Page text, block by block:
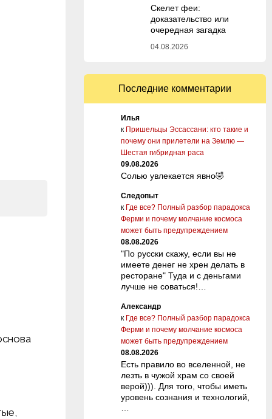
Скелет феи:
доказательство или
очередная загадка
04.08.2026
Последние комментарии
Илья
к Пришельцы Эссассани: кто такие и
почему они прилетели на Землю —
Шестая гибридная раса
09.08.2026
Солью увлекается явно🤣
Следопыт
к Где все? Полный разбор парадокса
Ферми и почему молчание космоса
может быть предупреждением
08.08.2026
"По русски скажу, если вы не
имеете денег не хрен делать в
ресторане" Туда и с деньгами
лучше не соваться!…
Александр
к Где все? Полный разбор парадокса
Ферми и почему молчание космоса
может быть предупреждением
08.08.2026
Есть правило во вселенной, не
лезть в чужой храм со своей
верой))). Для того, чтобы иметь
уровень сознания и технологий,